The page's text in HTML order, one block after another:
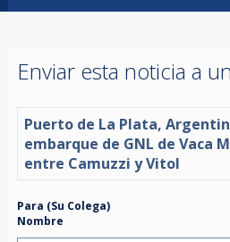
Enviar esta noticia a
Puerto de La Plata,
embarque de GNL de Vaca
entre Camuzzi y Vitol
Para (Su Colega)
Nombre